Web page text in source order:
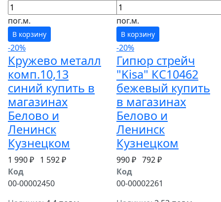
пог.м.
В корзину
пог.м.
В корзину
-20%
Кружево металл
комп.10,13
синий купить в
магазинах
Белово и
Ленинск
Кузнецком
1 990 ₽ 1 592 ₽
Код
00-00002450
-20%
Гипюр стрейч
"Kisa" КС10462
бежевый купить
в магазинах
Белово и
Ленинск
Кузнецком
990 ₽ 792 ₽
Код
00-00002261